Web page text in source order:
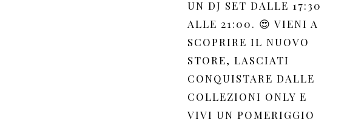
UN DJ SET DALLE 17:30
ALLE 21:00. 😍 VIENI A
SCOPRIRE IL NUOVO
STORE, LASCIATI
CONQUISTARE DALLE
COLLEZIONI ONLY E
VIVI UN POMERIGGIO